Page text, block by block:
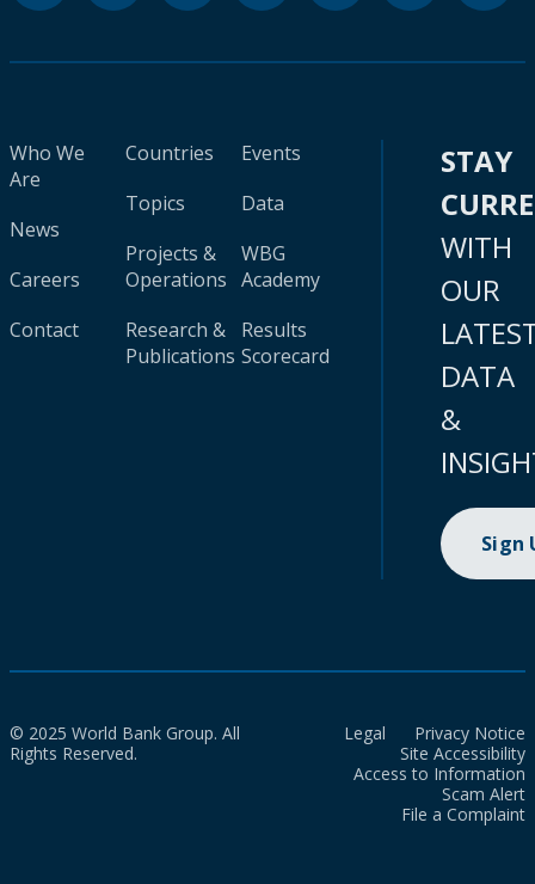
Who We
Are
News
Careers
Contact
Countries
Topics
Projects &
Operations
Research &
Publications
Events
Data
WBG
Academy
Results
Scorecard
STAY
WITH
OUR
DATA
&
Sign
© 2025 World Bank Group. All
Rights Reserved.
Legal
Privacy Notice
Site Accessibility
Access to Information
Scam Alert
File a Complaint